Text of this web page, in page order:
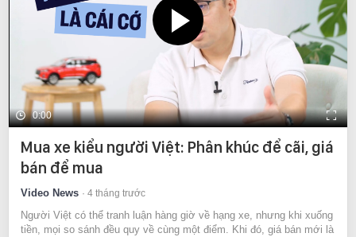
0:00
Mua xe kiểu người Việt: Phân khúc để cãi, giá
bán để mua
Video News 4 tháng trước
Người Việt có thể tranh luận hàng giờ về hạng xe, nhưng khi xuống
tiền, mọi so sánh đều quy về cùng một điểm. Khi đó, giá bán mới là